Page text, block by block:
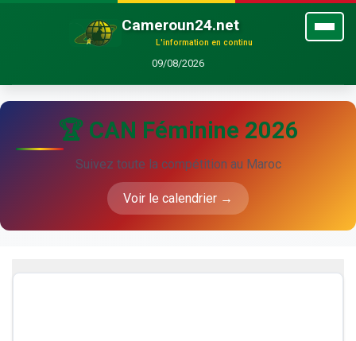
Cameroun24.net
L'information en continu
09/08/2026
🏆 CAN Féminine 2026
Suivez toute la compétition au Maroc
Voir le calendrier →